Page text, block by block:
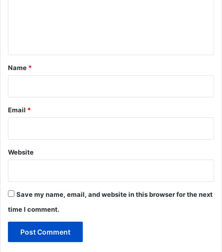
*
Name *
Email *
Website
Save my name, email, and website in this browser for the next
time I comment.